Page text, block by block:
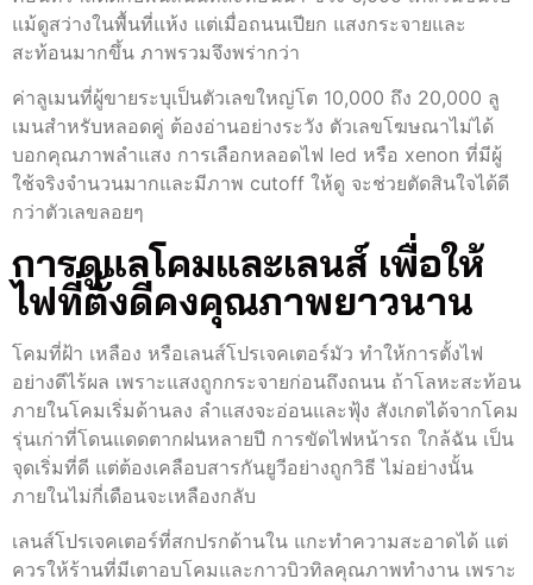
แม้ดูสว่างในพื้นที่แห้ง แต่เมื่อถนนเปียก แสงกระจายและ
สะท้อนมากขึ้น ภาพรวมจึงพร่ากว่า
ค่าลูเมนที่ผู้ขายระบุเป็นตัวเลขใหญ่โต 10,000 ถึง 20,000 ลู
เมนสำหรับหลอดคู่ ต้องอ่านอย่างระวัง ตัวเลขโฆษณาไม่ได้
บอกคุณภาพลำแสง การเลือกหลอดไฟ led หรือ xenon ที่มีผู้
ใช้จริงจำนวนมากและมีภาพ cutoff ให้ดู จะช่วยตัดสินใจได้ดี
กว่าตัวเลขลอยๆ
การดูแลโคมและเลนส์ เพื่อให้
ไฟที่ตั้งดีคงคุณภาพยาวนาน
โคมที่ฝ้า เหลือง หรือเลนส์โปรเจคเตอร์มัว ทำให้การตั้งไฟ
อย่างดีไร้ผล เพราะแสงถูกกระจายก่อนถึงถนน ถ้าโลหะสะท้อน
ภายในโคมเริ่มด้านลง ลำแสงจะอ่อนและฟุ้ง สังเกตได้จากโคม
รุ่นเก่าที่โดนแดดตากฝนหลายปี การขัดไฟหน้ารถ ใกล้ฉัน เป็น
จุดเริ่มที่ดี แต่ต้องเคลือบสารกันยูวีอย่างถูกวิธี ไม่อย่างนั้น
ภายในไม่กี่เดือนจะเหลืองกลับ
เลนส์โปรเจคเตอร์ที่สกปรกด้านใน แกะทำความสะอาดได้ แต่
ควรให้ร้านที่มีเตาอบโคมและกาวบิวทิลคุณภาพทำงาน เพราะ